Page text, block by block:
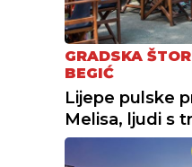
GRADSKA
BEGIĆ
Lijepe pulske
Melisa, ljudi s